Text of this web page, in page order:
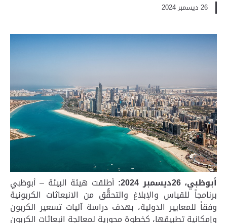
26 ديسمبر 2024
أبوظبي،26ديسمبر 2024: أطلقت هيئة البيئة – أبوظبي
برنامجاً للقياس والإبلاغ والتحقُّق من الانبعاثات الكربونية
وفقاً للمعايير الدولية، بهدف دراسة آليات تسعير الكربون
وإمكانية تطبيقها، كخطوة محورية لمعالجة انبعاثات الكربون